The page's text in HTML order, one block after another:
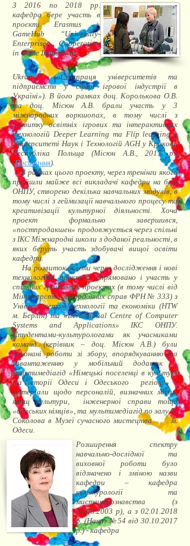
З 2016 по 2018 рр.
кафедра бере участь в
проєкті Erasmus +
GameHub “University-
Enterprises Cooperation
in Game Industry in
Ukraine” («Співпраця університетів та
підприємств у сфері ігрової індустрії в
Україні»). В його рамках доц. Королькова О.В.
та доц. Місюн А.В. брали участь у 3
міжнародних воркшопах, в тому числі з
розвитку освітніх ігрових та інтерактивних
технологій Deeper Learning та Flip learning в
Університеті Наук і Технологій AGH у Кракові,
Республіка Польща (Місюн А.В., 2017 р.)
(Посилання).
В рамках цього проекту, через тренінги якого
пройшли майже всі викладачі кафедри на базі
ОНПУ, створено декілька навчальних модулів, в
тому числі з геймизації навчального процесу та
креативізації культурної діяльності. Хоча
проект формально завершився,
«постпродакшен» продовжується через спільні
з ІКС Міжнародні школи з доданої реальності, в
яких беруть участь здобувачі вищої освіти
кафедри.
На розвиток освіти через дослідження і нові
технологічні практики спрямовано і участь у
спільних грантових проектах (в тому числі від
Міністерства закордонних справ ФРН № 333) з
Університетом технології та економіки (HTW
м. Берлін) та «Iternational Centre of Computer
Systems and Applications» ІКС ОНПУ.
Студентами-культурологами як учасниками
команд (керівник – доц. Місюн А.В.) були
виконані роботи зі збору, впорядкуванню та
завантаженню у мобільний додаток -
мультимедіагід «Німецькі поселенці в культурі
та історії Одеси і Одеського регіону» -
матеріали щодо персоналій, визначних місць,
явищ культури, інженерної справи тощо
«одеських німців», та мультимедіагід по залу О.
Соколова в Музеї сучасного мистецтва м.
Одеси.
Розширення спектру
навчально-дослідної та
виховної роботи було
відзначено і зміною назви
кафедри – кафедра
культурології та
мистецтвознавства (з
24.06.2003 р), а з 02.01.2018
р. (Наказ №54 від 30.10.2017
р.) - кафедра